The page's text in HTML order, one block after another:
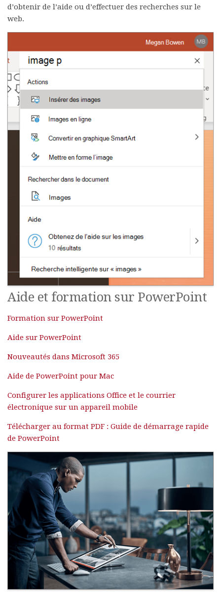
d’obtenir de l’aide ou d’effectuer des recherches sur le
web.
Aide et formation sur PowerPoint
Formation sur PowerPoint
Aide sur PowerPoint
Nouveautés dans Microsoft 365
Aide de PowerPoint pour Mac
Configurer les applications Office et le courrier
électronique sur un appareil mobile
Télécharger au format PDF : Guide de démarrage rapide
de PowerPoint